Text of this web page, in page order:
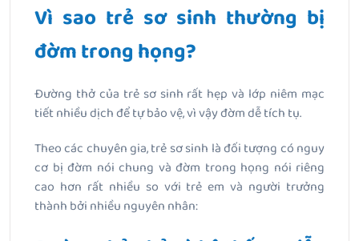
Vì sao trẻ sơ sinh thường bị
đờm trong họng?
Đường thở của trẻ sơ sinh rất hẹp và lớp niêm mạc
tiết nhiều dịch để tự bảo vệ, vì vậy đờm dễ tích tụ.
Theo các chuyên gia, trẻ sơ sinh là đối tượng có nguy
cơ bị đờm nói chung và đờm trong họng nói riêng
cao hơn rất nhiều so với trẻ em và người trưởng
thành bởi nhiều nguyên nhân: